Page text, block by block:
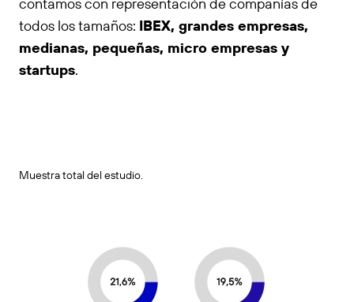
contamos con representación de compañías de
todos los tamaños: IBEX, grandes empresas,
medianas, pequeñas, micro empresas y
startups.
Muestra total del estudio.